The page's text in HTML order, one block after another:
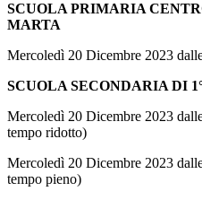
SCUOLA PRIMARIA
MARTA
Mercoledì 20 Dicembre 2023
SCUOLA SECONDARIA DI
Mercoledì 20 Dicembre 2023
tempo ridotto)
Mercoledì 20 Dicembre 2023
tempo pieno)